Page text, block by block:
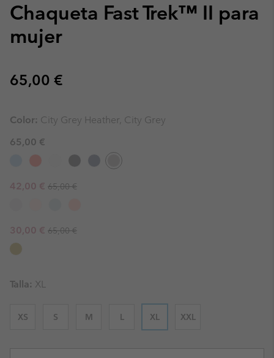
Chaqueta Fast Trek™ II para
mujer
Regular price:
65,00 €
Color: City Grey Heather, City Grey
65,00 €
Sale price:
42,00 € Regular price:
65,00 €
Sale price:
30,00 € Regular price:
65,00 €
Talla: XL
XS S M L XL XXL